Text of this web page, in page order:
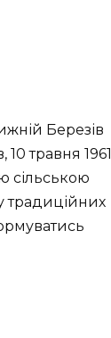
Березів
травня 1961
сільською
традиційних